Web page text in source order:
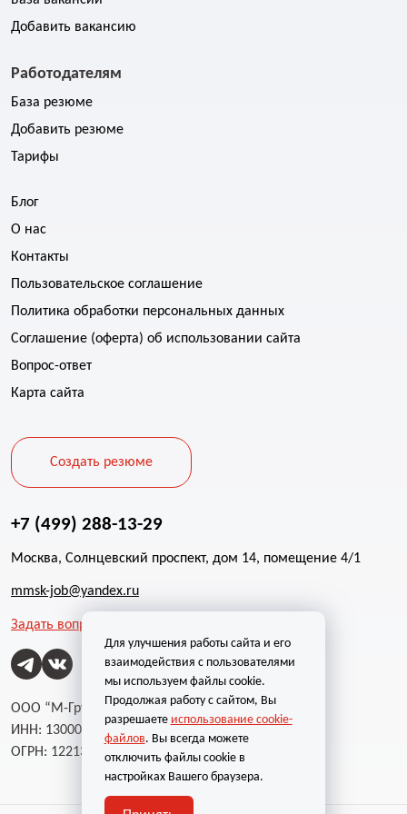
Добавить вакансию
Работодателям
База резюме
Добавить резюме
Тарифы
Блог
О нас
Контакты
Пользовательское соглашение
Политика обработки персональных данных
Соглашение (оферта) об использовании сайта
Вопрос-ответ
Карта сайта
Создать резюме
+7 (499) 288-13-29
Москва, Солнцевский проспект, дом 14, помещение 4/1
mmsk-job@yandex.ru
Задать вопрос
ООО “М-Групп”
ИНН: 1300002787
ОГРН: 1221300004232
Для улучшения работы сайта и его
взаимодействия с пользователями
мы используем файлы cookie.
Продолжая работу с сайтом, Вы
разрешаете использование cookie-
файлов. Вы всегда можете
отключить файлы cookie в
настройках Вашего браузера.